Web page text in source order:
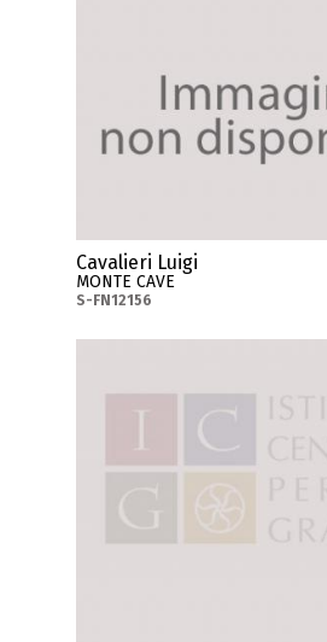
Cavalieri Luigi
MONTE CAVE
S-FN12156